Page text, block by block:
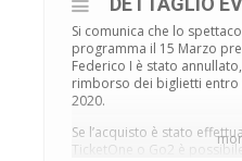
Si comunica che lo
programma il 15 Marzo
Federico I è stato
rimborso dei biglietti entro
2020.
Se l’acquisto è stato
TicketOne o Go2 è